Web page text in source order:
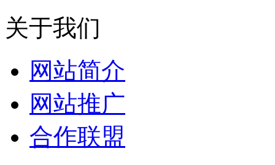
关于我们
网站简介
网站推广
合作联盟